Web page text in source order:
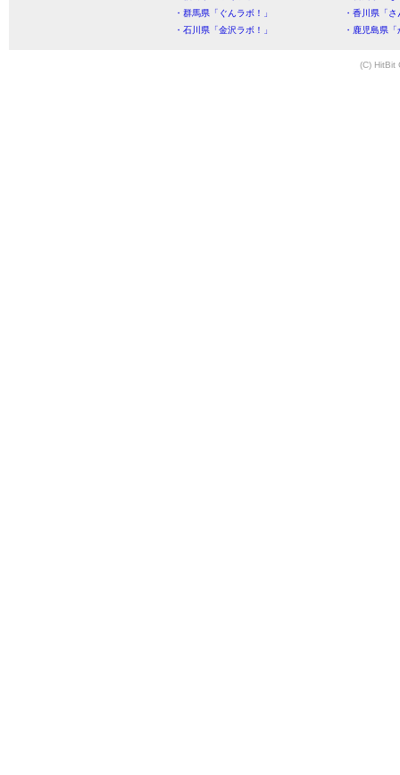
・群馬県「ぐんラボ！」
・香川県「
・石川県「金沢ラボ！」
・鹿児島県
(C) HitBit